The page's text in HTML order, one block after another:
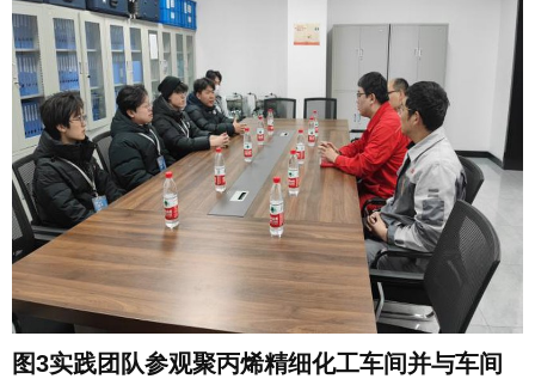
图3实践团队参观聚丙烯精细化工车间并与车间